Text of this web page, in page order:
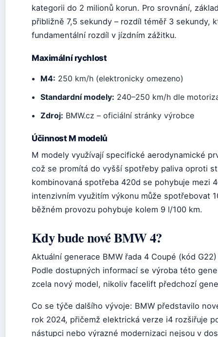
kategorii do 2 milionů korun. Pro srovnání,
přibližně 7,5 sekundy – rozdíl téměř 3 sekundy,
fundamentální rozdíl v jízdním zážitku.
Maximální rychlost
M4: 250 km/h (elektronicky omezeno)
Standardní modely: 240–250 km/h dle
Zdroj: BMW.cz – oficiální stránky výrobce
Účinnost M modelů
M modely využívají specifické aerodynamické
což se promítá do vyšší spotřeby paliva oproti
kombinovaná spotřeba 420d se pohybuje mezi
intenzivním využitím výkonu může spotřebovat
běžném provozu pohybuje kolem 9 l/100 km.
Kdy bude nové BMW 4?
Aktuální generace BMW řada 4 Coupé (kód
Podle dostupných informací se výroba této
zcela nový model, nikoliv facelift předchozí
Co se týče dalšího vývoje: BMW představilo
rok 2024, přičemž elektrická verze i4 rozšiřuje
nástupci nebo výrazné modernizaci nejsou v